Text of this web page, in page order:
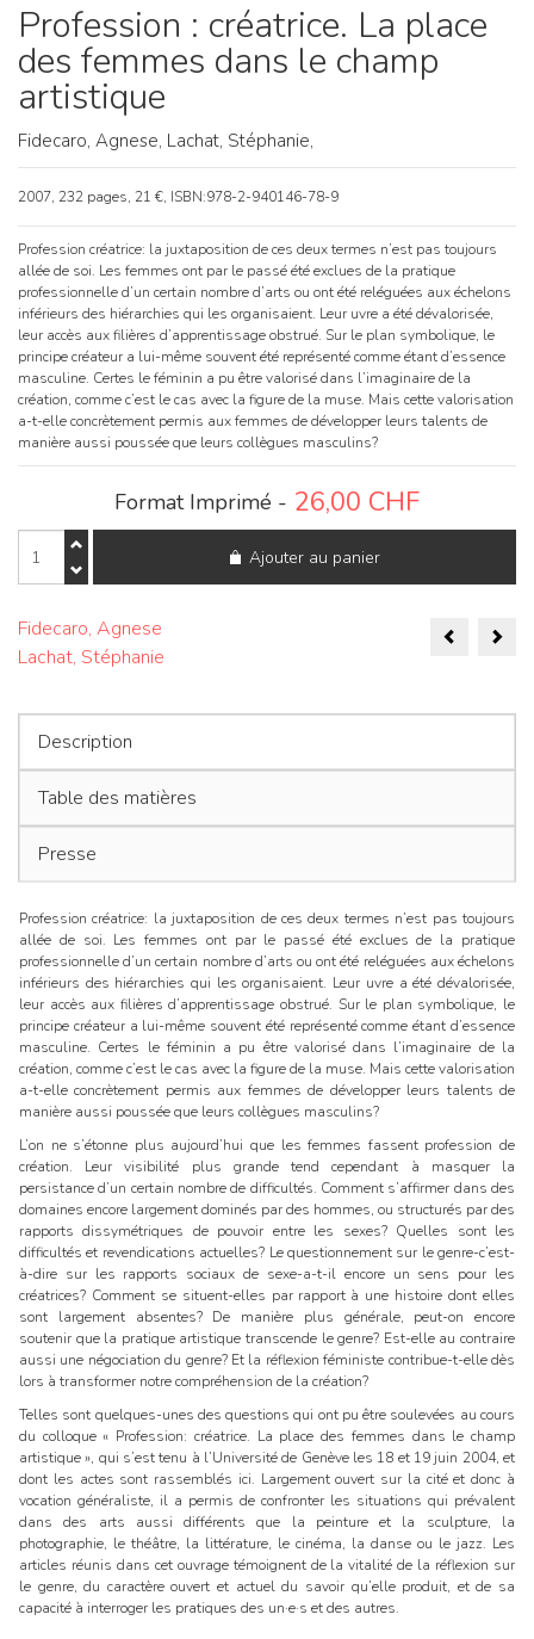
Profession : créatrice. La place
des femmes dans le champ
artistique
Fidecaro, Agnese, Lachat, Stéphanie,
2007, 232 pages, 21 €, ISBN:978-2-940146-78-9
Profession créatrice: la juxtaposition de ces deux termes n’est pas toujours
allée de soi. Les femmes ont par le passé été exclues de la pratique
professionnelle d’un certain nombre d’arts ou ont été reléguées aux échelons
inférieurs des hiérarchies qui les organisaient. Leur uvre a été dévalorisée,
leur accès aux filières d’apprentissage obstrué. Sur le plan symbolique, le
principe créateur a lui-même souvent été représenté comme étant d’essence
masculine. Certes le féminin a pu être valorisé dans l’imaginaire de la
création, comme c’est le cas avec la figure de la muse. Mais cette valorisation
a-t-elle concrètement permis aux femmes de développer leurs talents de
manière aussi poussée que leurs collègues masculins?
Format Imprimé - 26,00 CHF
Profession
créatrice.
La
place
femmes
dans
champ
artistique
Ajouter au panier
Fidecaro, Agnese
Lachat, Stéphanie
Description
Table des matières
Presse
Profession créatrice: la juxtaposition de ces deux termes n’est pas toujours
allée de soi. Les femmes ont par le passé été exclues de la pratique
professionnelle d’un certain nombre d’arts ou ont été reléguées aux échelons
inférieurs des hiérarchies qui les organisaient. Leur uvre a été dévalorisée,
leur accès aux filières d’apprentissage obstrué. Sur le plan symbolique, le
principe créateur a lui-même souvent été représenté comme étant d’essence
masculine. Certes le féminin a pu être valorisé dans l’imaginaire de la
création, comme c’est le cas avec la figure de la muse. Mais cette valorisation
a-t-elle concrètement permis aux femmes de développer leurs talents de
manière aussi poussée que leurs collègues masculins?
L’on ne s’étonne plus aujourd’hui que les femmes fassent profession de
création. Leur visibilité plus grande tend cependant à masquer la
persistance d’un certain nombre de difficultés. Comment s’affirmer dans des
domaines encore largement dominés par des hommes, ou structurés par des
rapports dissymétriques de pouvoir entre les sexes? Quelles sont les
difficultés et revendications actuelles? Le questionnement sur le genre-c’est-
à-dire sur les rapports sociaux de sexe-a-t-il encore un sens pour les
créatrices? Comment se situent-elles par rapport à une histoire dont elles
sont largement absentes? De manière plus générale, peut-on encore
soutenir que la pratique artistique transcende le genre? Est-elle au contraire
aussi une négociation du genre? Et la réflexion féministe contribue-t-elle dès
lors à transformer notre compréhension de la création?
Telles sont quelques-unes des questions qui ont pu être soulevées au cours
du colloque « Profession: créatrice. La place des femmes dans le champ
artistique », qui s’est tenu à l’Université de Genève les 18 et 19 juin 2004, et
dont les actes sont rassemblés ici. Largement ouvert sur la cité et donc à
vocation généraliste, il a permis de confronter les situations qui prévalent
dans des arts aussi différents que la peinture et la sculpture, la
photographie, le théâtre, la littérature, le cinéma, la danse ou le jazz. Les
articles réunis dans cet ouvrage témoignent de la vitalité de la réflexion sur
le genre, du caractère ouvert et actuel du savoir qu’elle produit, et de sa
capacité à interroger les pratiques des un·e·s et des autres.